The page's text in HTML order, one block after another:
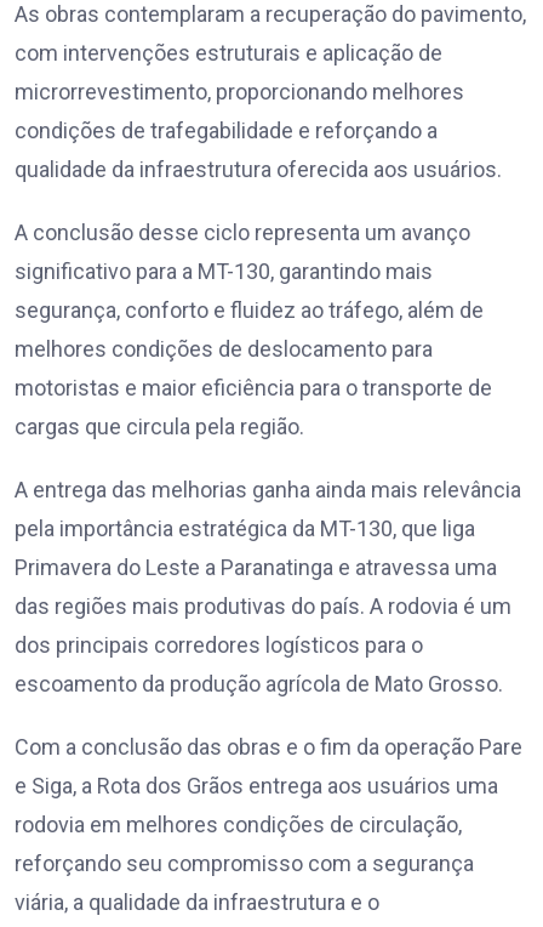
As obras contemplaram a recuperação do pavimento,
com intervenções estruturais e aplicação de
microrrevestimento, proporcionando melhores
condições de trafegabilidade e reforçando a
qualidade da infraestrutura oferecida aos usuários.
A conclusão desse ciclo representa um avanço
significativo para a MT-130, garantindo mais
segurança, conforto e fluidez ao tráfego, além de
melhores condições de deslocamento para
motoristas e maior eficiência para o transporte de
cargas que circula pela região.
A entrega das melhorias ganha ainda mais relevância
pela importância estratégica da MT-130, que liga
Primavera do Leste a Paranatinga e atravessa uma
das regiões mais produtivas do país. A rodovia é um
dos principais corredores logísticos para o
escoamento da produção agrícola de Mato Grosso.
Com a conclusão das obras e o fim da operação Pare
e Siga, a Rota dos Grãos entrega aos usuários uma
rodovia em melhores condições de circulação,
reforçando seu compromisso com a segurança
viária, a qualidade da infraestrutura e o